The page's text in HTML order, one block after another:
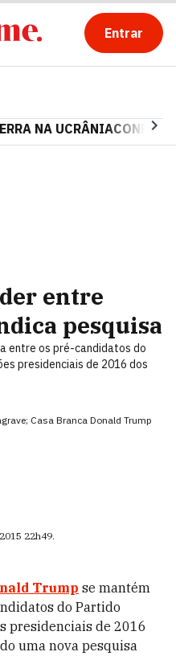
Entrar
NA UCRÂNIA
entre
pesquisa
entre os pré-candidatos do
presidenciais de 2016 dos
Casa Branca Donald Trump
22h49.
Trump se mantém
do Partido
presidenciais de 2016
uma nova pesquisa